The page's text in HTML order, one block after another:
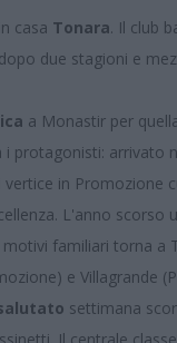
casa Tonara. Il club
dopo due stagioni e
a Monastir per
protagonisti: arrivato
in Promozione
L'anno
familiari torna
e Villagrande
settimana